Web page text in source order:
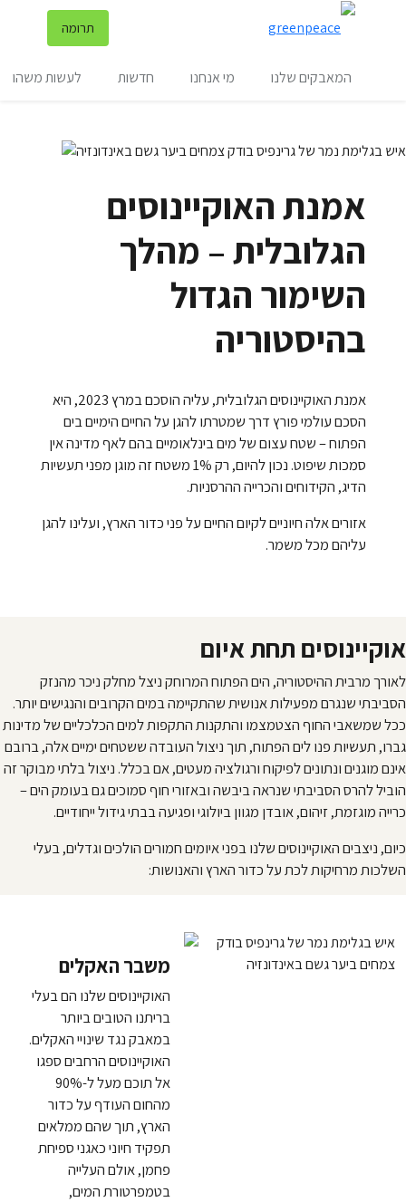
תרומה
המאבקים שלנו מי אנחנו חדשות לעשות משהו
אמנת האוקיינוסים
הגלובלית – מהלך
השימור הגדול
בהיסטוריה
אמנת האוקיינוסים הגלובלית, עליה הוסכם במרץ 2023, היא
הסכם עולמי פורץ דרך שמטרתו להגן על החיים הימיים בים
הפתוח – שטח עצום של מים בינלאומיים בהם לאף מדינה אין
סמכות שיפוט. נכון להיום, רק 1% משטח זה מוגן מפני תעשיות
הדיג, הקידוחים והכרייה ההרסניות.
אזורים אלה חיוניים לקיום החיים על פני כדור הארץ, ועלינו להגן
עליהם מכל משמר.
אוקיינוסים תחת איום
לאורך מרבית ההיסטוריה, הים הפתוח המרוחק ניצל מחלק ניכר מהנזק
הסביבתי שנגרם מפעילות אנושית שהתקיימה במים הקרובים והנגישים יותר.
ככל שמשאבי החוף הצטמצמו והתקנות התקפות למים הכלכליים של מדינות
גברו, תעשיות פנו לים הפתוח, תוך ניצול העובדה ששטחים ימיים אלה, ברובם
אינם מוגנים ונתונים לפיקוח ורגולציה מעטים, אם בכלל. ניצול בלתי מבוקר זה
הוביל להרס הסביבתי שנראה ביבשה ובאזורי חוף סמוכים גם בעומק הים –
כרייה מוגזמת, זיהום, אובדן מגוון ביולוגי ופגיעה בבתי גידול ייחודיים.
כיום, ניצבים האוקיינוסים שלנו בפני איומים חמורים הולכים וגדלים, בעלי
השלכות מרחיקות לכת על כדור הארץ והאנושות:
משבר האקלים
האוקיינוסים שלנו הם בעלי
בריתנו הטובים ביותר
במאבק נגד שינויי האקלים.
האוקיינוסים הרחבים ספגו
אל תוכם מעל ל-90%
מהחום העודף על כדור
הארץ, תוך שהם ממלאים
תפקיד חיוני כאגני ספיחת
פחמן, אולם העלייה
בטמפרטורת המים,